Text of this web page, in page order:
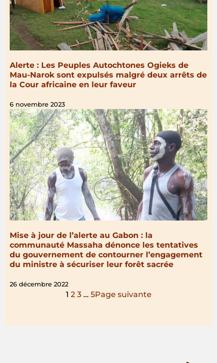
Alerte : Les Peuples Autochtones Ogieks de
Mau-Narok sont expulsés malgré deux arrêts de
la Cour africaine en leur faveur
6 novembre 2023
Mise à jour de l’alerte au Gabon : la
communauté Massaha dénonce les tentatives
du gouvernement de contourner l’engagement
du ministre à sécuriser leur forêt sacrée
26 décembre 2022
1 2 3 … 5Page suivante